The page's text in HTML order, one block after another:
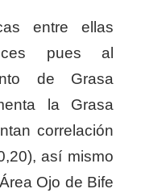
entre ellas
pues al
de Grasa
la Grasa
correlación
así mismo
Ojo de Bife